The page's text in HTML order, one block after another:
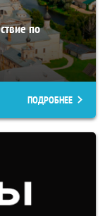
по
ПОДРОБНЕЕ